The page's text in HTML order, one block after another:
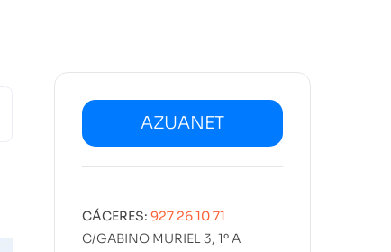
AZUANET
CÁCERES: 927 26 10 71
C/GABINO MURIEL 3, 1º A